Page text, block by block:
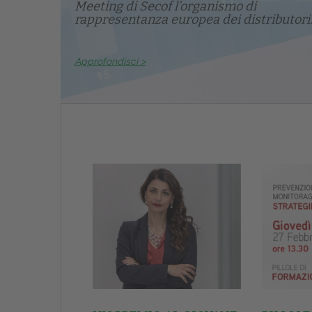
Meeting di Secof l'organismo di
rappresentanza europea dei
Approfondisci >